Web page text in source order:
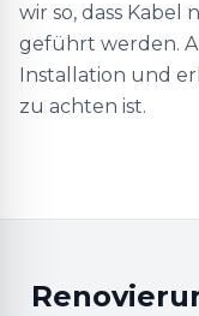
wir so, dass
geführt werden.
Installation und
zu achten ist.